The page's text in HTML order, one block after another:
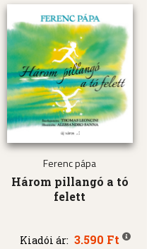
Ferenc pápa
Három pillangó a tó
felett
Kiadói ár: 3.590 Ft